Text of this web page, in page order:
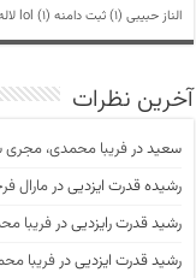
الناز حبیبی (1) ثبت دامنه lol (1)
آخرین نظرات
سعیددرفریبا محمدی،
رشیده قدرت ایزدییدرمارال
رشید قدرت رایزدییدرفریبا
رشید قدرت ایزدییدرفریبا